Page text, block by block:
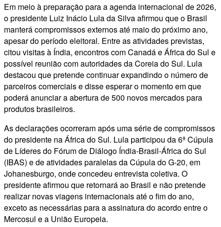
Em meio à preparação para a agenda internacional de 2026,
o presidente Luiz Inácio Lula da Silva afirmou que o Brasil
manterá compromissos externos até maio do próximo ano,
apesar do período eleitoral. Entre as atividades previstas,
citou visitas à Índia, encontros com Canadá e África do Sul e
possível reunião com autoridades da Coreia do Sul. Lula
destacou que pretende continuar expandindo o número de
parceiros comerciais e disse esperar o momento em que
poderá anunciar a abertura de 500 novos mercados para
produtos brasileiros.
As declarações ocorreram após uma série de compromissos
do presidente na África do Sul. Lula participou da 6ª Cúpula
de Líderes do Fórum de Diálogo Índia-Brasil-África do Sul
(IBAS) e de atividades paralelas da Cúpula do G-20, em
Johanesburgo, onde concedeu entrevista coletiva. O
presidente afirmou que retornará ao Brasil e não pretende
realizar novas viagens internacionais até o fim do ano,
exceto as necessárias para a assinatura do acordo entre o
Mercosul e a União Europeia.